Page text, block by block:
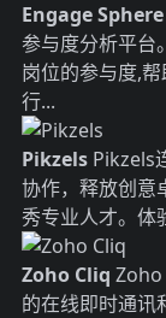
Engage
参与度分析平台
岗位的参与度,
行...
Pikzels Pikzels
协作，释放创意
秀专业人才。体
Zoho Cliq Zoho
的在线即时通讯